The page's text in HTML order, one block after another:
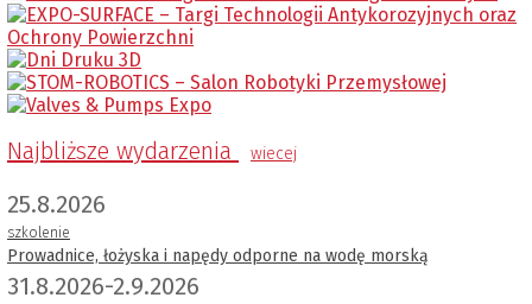
Najbliższe wydarzenia wiecej
25.8.2026
szkolenie
Prowadnice, łożyska i napędy odporne na wodę morską
31.8.2026-2.9.2026